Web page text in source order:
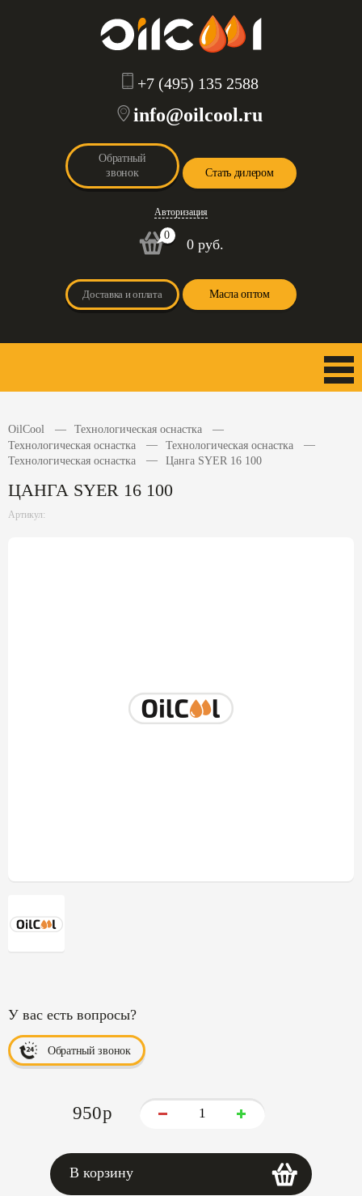
+7 (495) 135 2588
info@oilcool.ru
Обратный
звонок
Стать дилером
Авторизация
0
0 руб.
Доставка и оплата Масла оптом
OilCool
Технологическая оснастка
Технологическая оснастка
Технологическая оснастка
Технологическая оснастка
Цанга SYER 16 100
ЦАНГА SYER 16 100
Артикул:
У вас есть вопросы?
Обратный звонок
950p
В корзину